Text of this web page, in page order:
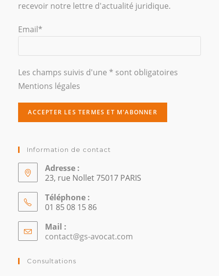
recevoir notre lettre d'actualité juridique.
Email*
Les champs suivis d'une * sont obligatoires
Mentions légales
Information de contact
Adresse :
23, rue Nollet 75017 PARIS
Téléphone :
01 85 08 15 86
Mail :
contact@gs-avocat.com
Consultations